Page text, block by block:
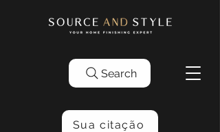
Search
Sua citação